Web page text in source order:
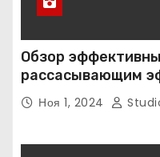
Обзор
рассасывающим
Ноя 1, 2024